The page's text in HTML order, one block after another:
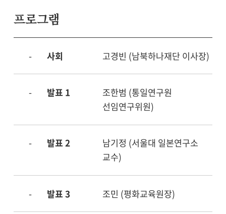
프로그램
- 사회 고경빈 (남북하나재단 이사장)
- 발표 1
조한범 (통일연구원
선임연구위원)
- 발표 2
남기정 (서울대 일본연구소
교수)
- 발표 3 조민 (평화교육원장)